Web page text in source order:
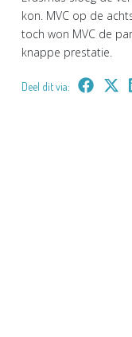
kon. MVC op de
toch won MVC de
knappe prestatie.
Deel dit via: